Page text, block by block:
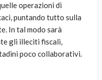
operazioni di
puntando tutto sulla
In tal modo sarà
gli illeciti fiscali,
poco collaborativi.